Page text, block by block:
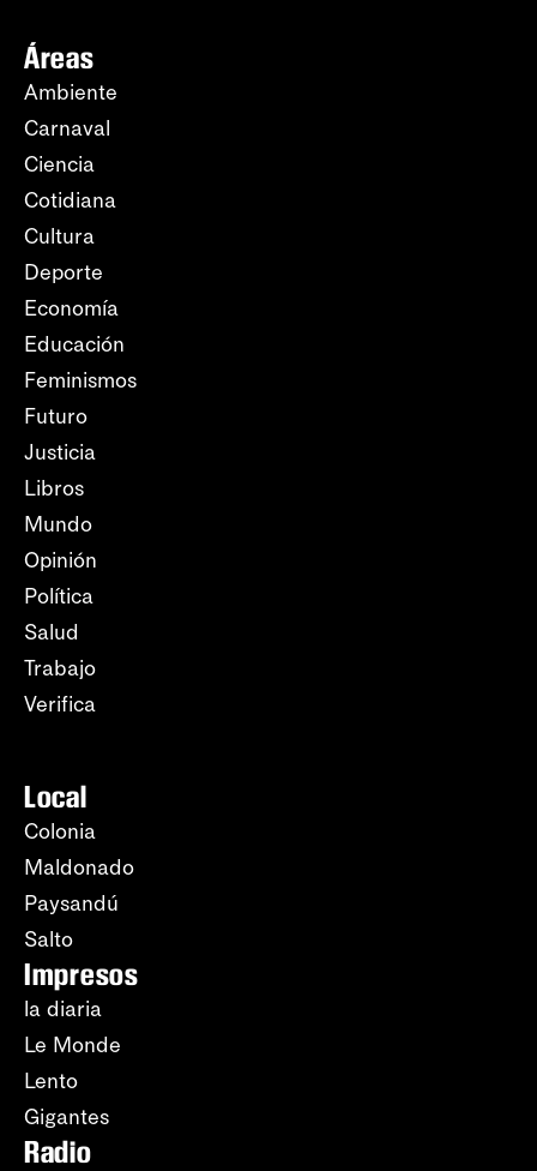
Áreas
Ambiente
Carnaval
Ciencia
Cotidiana
Cultura
Deporte
Economía
Educación
Feminismos
Futuro
Justicia
Libros
Mundo
Opinión
Política
Salud
Trabajo
Verifica
Local
Colonia
Maldonado
Paysandú
Salto
Impresos
la diaria
Le Monde
Lento
Gigantes
Radio